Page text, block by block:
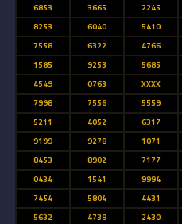
6853
3665 2245
8253
6040 5410
7558
6322 4766
1585
9253 5685
4549
0763 XXXX
7998
7556 5559
5211
4052 6317
9199
9278 1071
8453
8902 7177
0434
1541 9994
7454
5804 4431
5632
4739 2430